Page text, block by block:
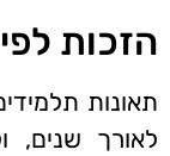
הזכות
תאונות
לאורך שנים,